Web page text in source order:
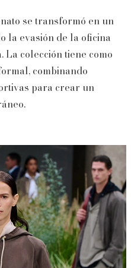
se transformó en un
la evasión de la oficina
La colección tiene como
combinando
para crear un